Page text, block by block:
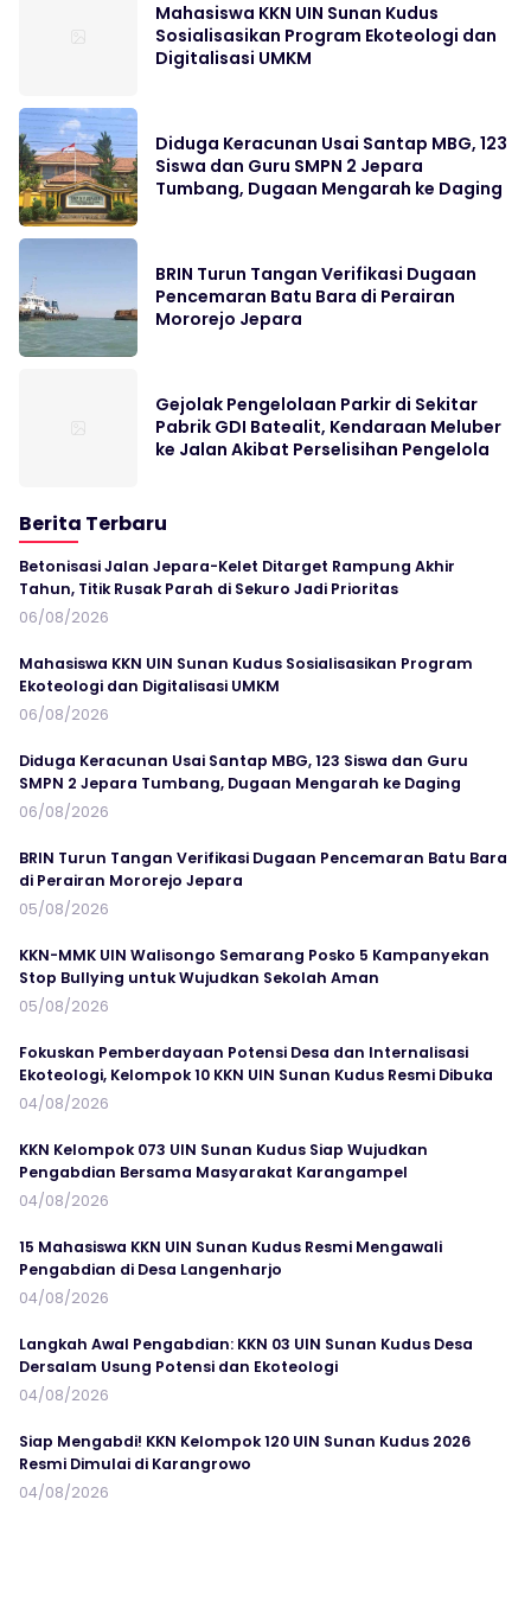
Mahasiswa KKN UIN Sunan Kudus
Sosialisasikan Program Ekoteologi dan
Digitalisasi UMKM
Diduga Keracunan Usai Santap MBG, 123
Siswa dan Guru SMPN 2 Jepara
Tumbang, Dugaan Mengarah ke Daging
BRIN Turun Tangan Verifikasi Dugaan
Pencemaran Batu Bara di Perairan
Mororejo Jepara
Gejolak Pengelolaan Parkir di Sekitar
Pabrik GDI Batealit, Kendaraan Meluber
ke Jalan Akibat Perselisihan Pengelola
Berita Terbaru
Betonisasi Jalan Jepara-Kelet Ditarget Rampung Akhir
Tahun, Titik Rusak Parah di Sekuro Jadi Prioritas
06/08/2026
Mahasiswa KKN UIN Sunan Kudus Sosialisasikan Program
Ekoteologi dan Digitalisasi UMKM
06/08/2026
Diduga Keracunan Usai Santap MBG, 123 Siswa dan Guru
SMPN 2 Jepara Tumbang, Dugaan Mengarah ke Daging
06/08/2026
BRIN Turun Tangan Verifikasi Dugaan Pencemaran Batu Bara
di Perairan Mororejo Jepara
05/08/2026
KKN-MMK UIN Walisongo Semarang Posko 5 Kampanyekan
Stop Bullying untuk Wujudkan Sekolah Aman
05/08/2026
Fokuskan Pemberdayaan Potensi Desa dan Internalisasi
Ekoteologi, Kelompok 10 KKN UIN Sunan Kudus Resmi Dibuka
04/08/2026
KKN Kelompok 073 UIN Sunan Kudus Siap Wujudkan
Pengabdian Bersama Masyarakat Karangampel
04/08/2026
15 Mahasiswa KKN UIN Sunan Kudus Resmi Mengawali
Pengabdian di Desa Langenharjo
04/08/2026
Langkah Awal Pengabdian: KKN 03 UIN Sunan Kudus Desa
Dersalam Usung Potensi dan Ekoteologi
04/08/2026
Siap Mengabdi! KKN Kelompok 120 UIN Sunan Kudus 2026
Resmi Dimulai di Karangrowo
04/08/2026